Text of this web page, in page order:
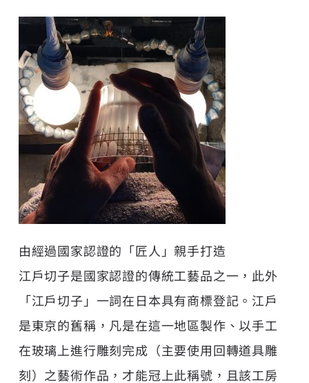
由經過國家認證的「匠人」親手打造
江戶切子是國家認證的傳統工藝品之一，此外
「江戶切子」一詞在日本具有商標登記。江戶
是東京的舊稱，凡是在這一地區製作、以手工
在玻璃上進行雕刻完成（主要使用回轉道具雕
刻）之藝術作品，才能冠上此稱號，且該工房